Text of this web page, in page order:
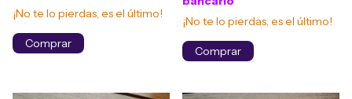
¡No te lo pierdas, es el último!
¡No te lo pierdas, es el último!